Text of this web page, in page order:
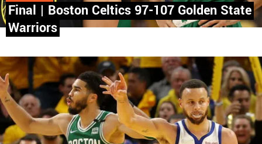
Términos y Condiciones
Fútbol Centroamérica, al igual que Futbol Sites, es
una compañía perteneciente a Better Collective.
Todos los derechos reservados.
Final | Boston Celtics 97-107 Golden State
Warriors